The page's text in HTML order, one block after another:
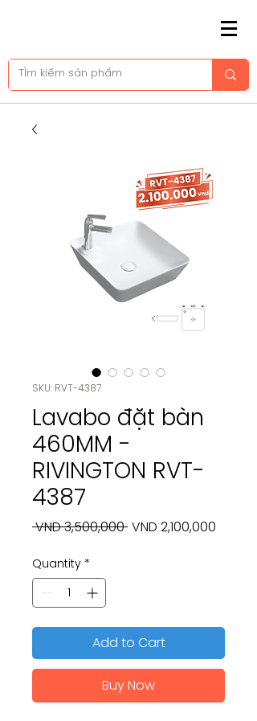
SKU: RVT-4387
Lavabo đặt bàn
460MM -
RIVINGTON RVT-
4387
VND 3,500,000 Regular
VND 2,100,000
Quantity *
Add to Cart
Buy Now